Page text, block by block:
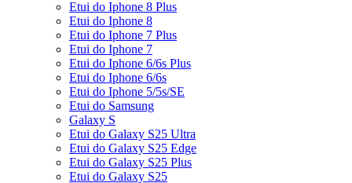
Etui do Iphone 8 Plus
Etui do Iphone 8
Etui do Iphone 7 Plus
Etui do Iphone 7
Etui do Iphone 6/6s Plus
Etui do Iphone 6/6s
Etui do Iphone 5/5s/SE
Etui do Samsung
Galaxy S
Etui do Galaxy S25 Ultra
Etui do Galaxy S25 Edge
Etui do Galaxy S25 Plus
Etui do Galaxy S25